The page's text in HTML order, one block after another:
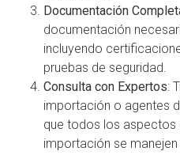
Documentación
documentación
incluyendo
pruebas de seguridad.
Consulta con Expertos:
importación o agentes
que todos los aspectos
importación se